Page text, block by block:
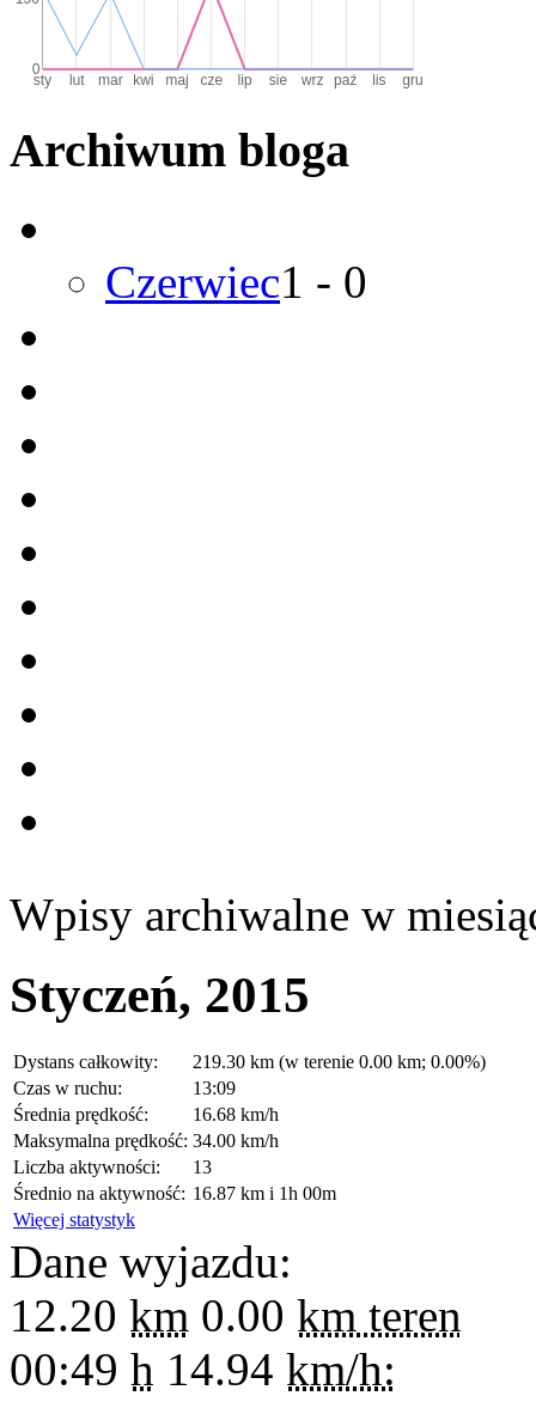
Archiwum bloga
Czerwiec1 - 0
Wpisy archiwalne w
Styczeń, 2015
Dystans całkowity:
219.30 km (w terenie 0.00 km; 0.00%)
Czas w ruchu:
13:09
Średnia prędkość:
16.68 km/h
Maksymalna prędkość: 34.00 km/h
Liczba aktywności:
13
Średnio na aktywność: 16.87 km i 1h 00m
Więcej statystyk
Dane wyjazdu:
12.20 km 0.00 km teren
00:49 h 14.94 km/h: